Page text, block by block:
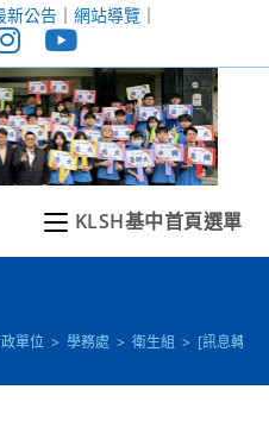
新公告｜ 網站導覽｜
KLSH基中首頁選單
單位 > 學務處 > 衛生組 > [訊息轉知]